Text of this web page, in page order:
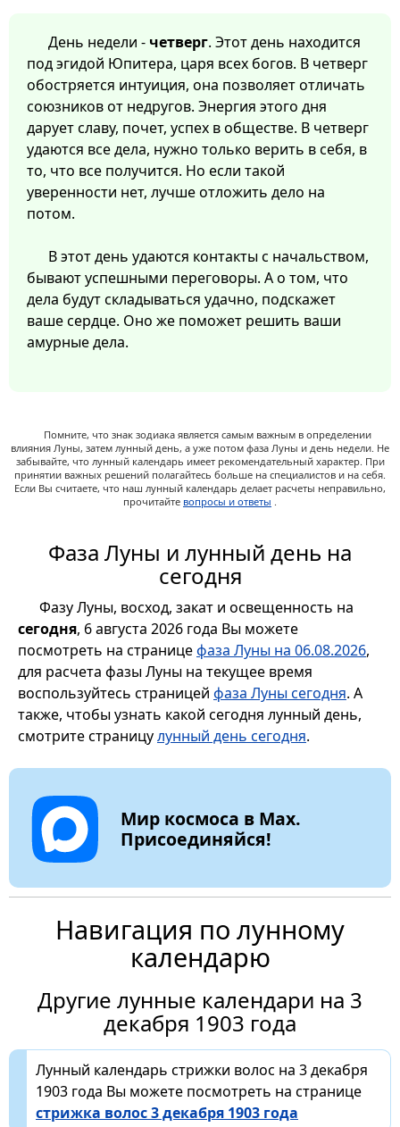
День недели - четверг. Этот день находится
под эгидой Юпитера, царя всех богов. В четверг
обостряется интуиция, она позволяет отличать
союзников от недругов. Энергия этого дня
дарует славу, почет, успех в обществе. В четверг
удаются все дела, нужно только верить в себя, в
то, что все получится. Но если такой
уверенности нет, лучше отложить дело на
потом.
В этот день удаются контакты с начальством,
бывают успешными переговоры. А о том, что
дела будут складываться удачно, подскажет
ваше сердце. Оно же поможет решить ваши
амурные дела.
Помните, что знак зодиака является самым важным в определении
влияния Луны, затем лунный день, а уже потом фаза Луны и день недели. Не
забывайте, что лунный календарь имеет рекомендательный характер. При
принятии важных решений полагайтесь больше на специалистов и на себя.
Если Вы считаете, что наш лунный календарь делает расчеты неправильно,
прочитайте вопросы и ответы .
Фаза Луны и лунный день на
сегодня
Фазу Луны, восход, закат и освещенность на
сегодня, 6 августа 2026 года Вы можете
посмотреть на страницефаза Луны на 06.08.2026,
для расчета фазы Луны на текущее время
воспользуйтесь страницей фаза Луны сегодня. А
также, чтобы узнать какой сегодня лунный день,
смотрите страницулунный день сегодня.
Мир космоса в Max.
Присоединяйся!
Навигация по лунному
календарю
Другие лунные календари на 3
декабря 1903 года
Лунный календарь стрижки волос на 3 декабря
1903 года Вы можете посмотреть на странице
стрижка волос 3 декабря 1903 года